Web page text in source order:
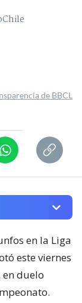
de BBCL
en la Liga
este viernes
en duelo